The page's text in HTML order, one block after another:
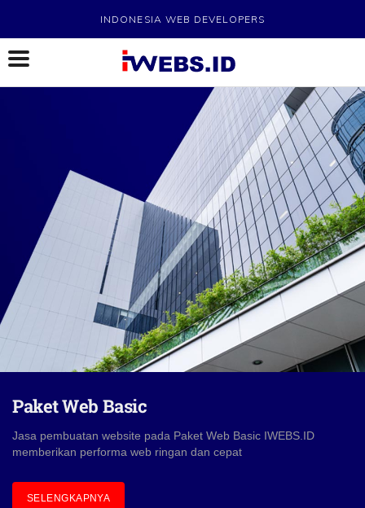
INDONESIA WEB DEVELOPERS
Paket Web Basic
Jasa pembuatan website pada Paket Web Basic IWEBS.ID
memberikan performa web ringan dan cepat
SELENGKAPNYA